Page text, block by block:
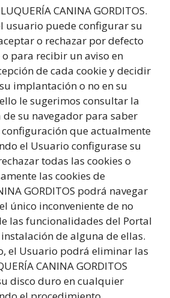
CANINA GORDITOS.
usuario puede configurar su
o rechazar por defecto
para recibir un aviso en
de cada cookie y decidir
implantación o no en su
le sugerimos consultar la
de su navegador para saber
que actualmente
el Usuario configurase su
todas las cookies o
las cookies de
GORDITOS podrá navegar
único inconveniente de no
las funcionalidades del Portal
de alguna de ellas.
el Usuario podrá eliminar las
CANINA GORDITOS
disco duro en cualquier